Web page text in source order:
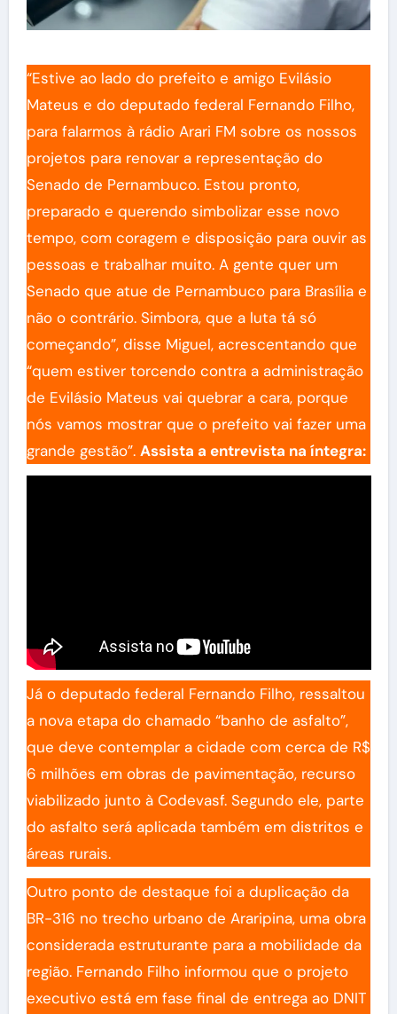
“Estive ao lado do prefeito e amigo Evilásio
Mateus e do deputado federal Fernando Filho,
para falarmos à rádio Arari FM sobre os nossos
projetos para renovar a representação do
Senado de Pernambuco. Estou pronto,
preparado e querendo simbolizar esse novo
tempo, com coragem e disposição para ouvir as
pessoas e trabalhar muito. A gente quer um
Senado que atue de Pernambuco para Brasília e
não o contrário. Simbora, que a luta tá só
começando”, disse Miguel, acrescentando que
“quem estiver torcendo contra a administração
de Evilásio Mateus vai quebrar a cara, porque
nós vamos mostrar que o prefeito vai fazer uma
grande gestão”. Assista a entrevista na íntegra:
Já o deputado federal Fernando Filho, ressaltou
a nova etapa do chamado “banho de asfalto”,
que deve contemplar a cidade com cerca de R$
6 milhões em obras de pavimentação, recurso
viabilizado junto à Codevasf. Segundo ele, parte
do asfalto será aplicada também em distritos e
áreas rurais.
Outro ponto de destaque foi a duplicação da
BR-316 no trecho urbano de Araripina, uma obra
considerada estruturante para a mobilidade da
região. Fernando Filho informou que o projeto
executivo está em fase final de entrega ao DNIT